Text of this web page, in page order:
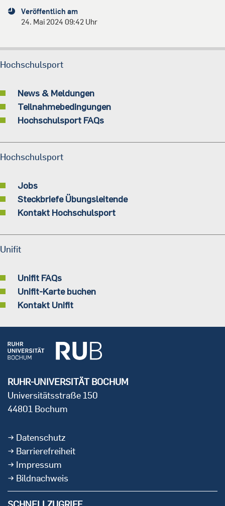
Veröffentlich am
24. Mai 2024 09:42 Uhr
Hochschulsport
News & Meldungen
Teilnahmebedingungen
Hochschulsport FAQs
Hochschulsport
Jobs
Steckbriefe Übungsleitende
Kontakt Hochschulsport
Unifit
Unifit FAQs
Unifit-Karte buchen
Kontakt Unifit
RUHR-UNIVERSITÄT BOCHUM
Universitätsstraße 150
44801 Bochum
Datenschutz
Barrierefreiheit
Impressum
Bildnachweis